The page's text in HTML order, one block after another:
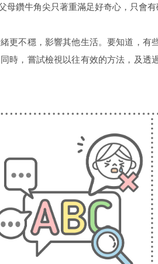
鑽牛角尖只著重滿足好奇心，只會有
更不穩，影響其他生活。要知道，有
時，嘗試檢視以往有效的方法，及透